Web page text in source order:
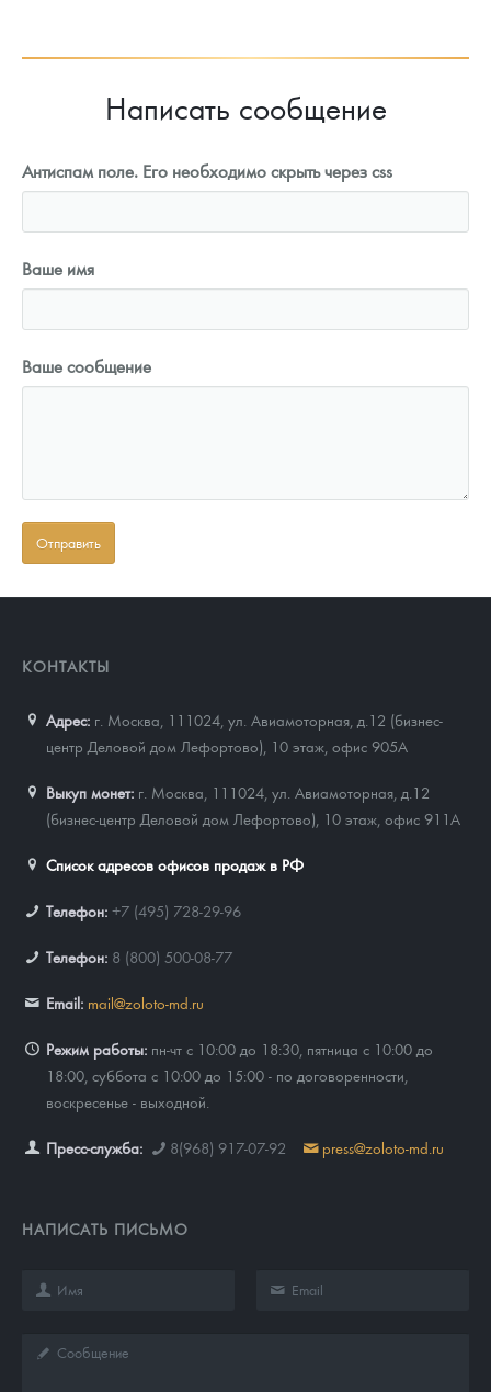
Написать сообщение
Антиспам поле. Его необходимо скрыть через css
Ваше имя
Ваше сообщение
КОНТАКТЫ
Адрес: г. Москва, 111024 ул. Авиамоторная, д.12 (бизнес-
центр Деловой дом Лефортово), 10 этаж, офис 905А
Выкуп монет: г. Москва, 111024, ул. Авиамоторная, д.12
(бизнес-центр Деловой дом Лефортово), 10 этаж, офис 911А
Список адресов офисов продаж в РФ
Телефон: +7 (495) 728-29-96
Телефон: 8 (800) 500-08-77
Email: mail@zoloto-md.ru
Режим работы: пн-чт с 10:00 до 18:30, пятница с 10:00 до
18:00, суббота с 10:00 до 15:00 - по договоренности,
воскресенье - выходной.
Пресс-служба: 8(968) 917-07-92 press@zoloto-md.ru
НАПИСАТЬ ПИСЬМО